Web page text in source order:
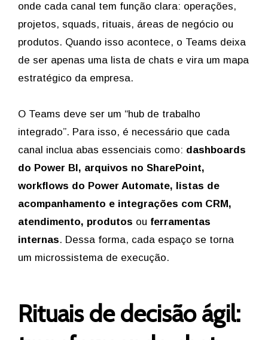
onde cada canal tem função clara: operações,
projetos, squads, rituais, áreas de negócio ou
produtos. Quando isso acontece, o Teams deixa
de ser apenas uma lista de chats e vira um mapa
estratégico da empresa.
O Teams deve ser um “hub de trabalho
integrado”. Para isso, é necessário que cada
canal inclua abas essenciais como: dashboards
do Power BI, arquivos no SharePoint,
workflows do Power Automate, listas de
acompanhamento e integrações com CRM,
atendimento, produtos ou ferramentas
internas. Dessa forma, cada espaço se torna
um microssistema de execução.
Rituais de decisão ágil: